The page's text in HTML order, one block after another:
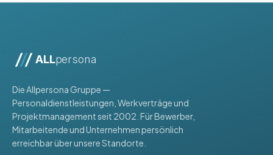
ALLpersona
Die Allpersona Gruppe —
Personaldienstleistungen, Werkverträge und
Projektmanagement seit 2002. Für Bewerber,
Mitarbeitende und Unternehmen persönlich
erreichbar über unsere Standorte.